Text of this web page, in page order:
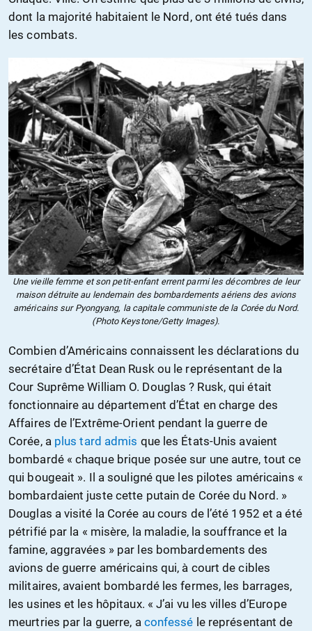
dont la majorité habitaient le Nord, ont été tués dans
les combats.
Une vieille femme et son petit-enfant errent parmi les décombres de leur
maison détruite au lendemain des bombardements aériens des avions
américains sur Pyongyang, la capitale communiste de la Corée du Nord.
(Photo Keystone/Getty Images).
Combien d’Américains connaissent les déclarations du
secrétaire d’État Dean Rusk ou le représentant de la
Cour Suprême William O. Douglas ? Rusk, qui était
fonctionnaire au département d’État en charge des
Affaires de l’Extrême-Orient pendant la guerre de
Corée, a plus tard admis que les États-Unis avaient
bombardé « chaque brique posée sur une autre, tout ce
qui bougeait ». Il a souligné que les pilotes américains «
bombardaient juste cette putain de Corée du Nord. »
Douglas a visité la Corée au cours de l’été 1952 et a été
pétrifié par la « misère, la maladie, la souffrance et la
famine, aggravées » par les bombardements des
avions de guerre américains qui, à court de cibles
militaires, avaient bombardé les fermes, les barrages,
les usines et les hôpitaux. « J’ai vu les villes d’Europe
meurtries par la guerre, a confessé le représentant de